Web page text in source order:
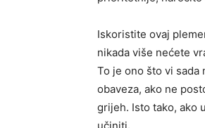
Iskoristite ovaj
nikada više nećete
To je ono što vi sada
obaveza, ako ne
grijeh. Isto tako, ako
učiniti.